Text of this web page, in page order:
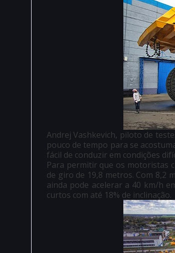
Andrej Vashkevich, piloto de
pouco de tempo para se
fácil de conduzir em condições
Para permitir que os motoristas
de giro de 19,8 metros. Com 8,2
ainda pode acelerar a 40 km/h
curtos com até 18% de inclinação.